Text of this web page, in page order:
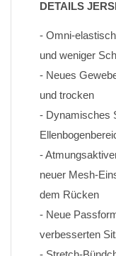
DETAILS
- Omni-
und weniger
- Neues
und trocken
- Dynamisches
-
neuer Mesh-
dem Rücken
- Neue
verbesserten